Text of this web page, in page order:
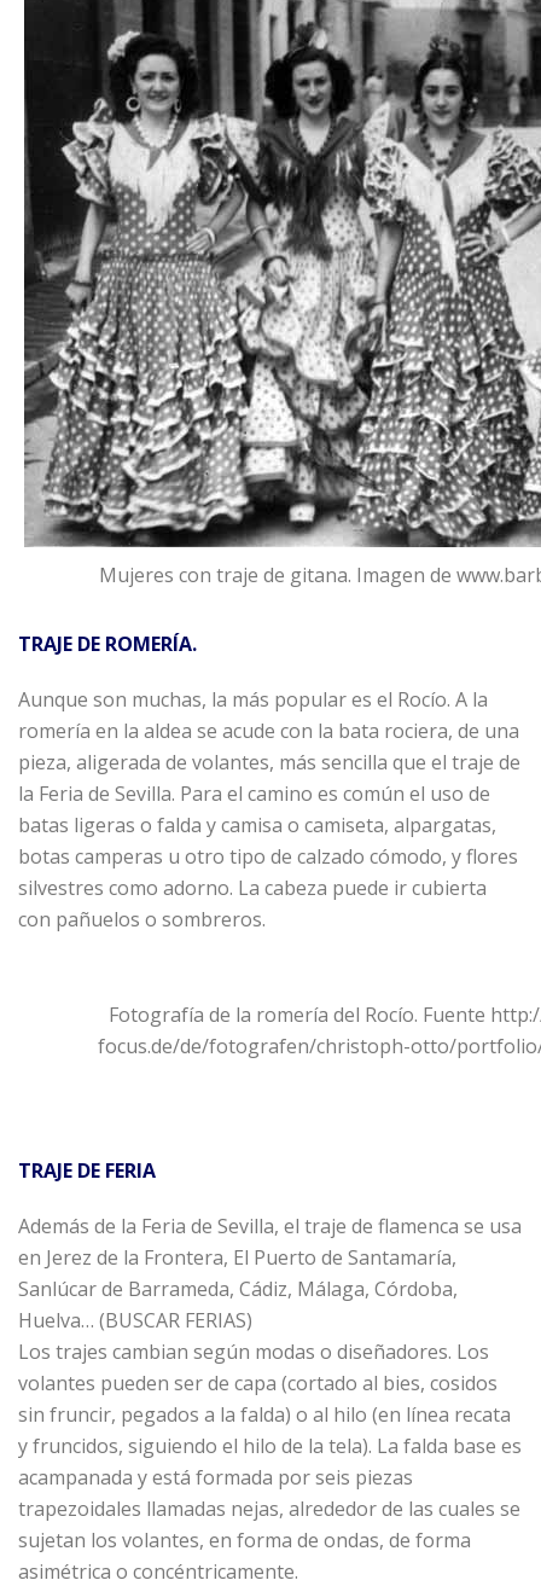
Mujeres con traje de gitana. Imagen de
TRAJE DE ROMERÍA.
Aunque son muchas, la más popular es el Rocío. A la
romería en la aldea se acude con la bata rociera, de una
pieza, aligerada de volantes, más sencilla que el traje de
la Feria de Sevilla. Para el camino es común el uso de
batas ligeras o falda y camisa o camiseta, alpargatas,
botas camperas u otro tipo de calzado cómodo, y flores
silvestres como adorno. La cabeza puede ir cubierta
con pañuelos o sombreros.
Fotografía de la romería del Rocío. Fuente
focus.de/de/fotografen/christoph-otto/
TRAJE DE FERIA
Además de la Feria de Sevilla, el traje de flamenca se usa
en Jerez de la Frontera, El Puerto de Santamaría,
Sanlúcar de Barrameda, Cádiz, Málaga, Córdoba,
Huelva… (BUSCAR FERIAS)
Los trajes cambian según modas o diseñadores. Los
volantes pueden ser de capa (cortado al bies, cosidos
sin fruncir, pegados a la falda) o al hilo (en línea recata
y fruncidos, siguiendo el hilo de la tela). La falda base es
acampanada y está formada por seis piezas
trapezoidales llamadas nejas, alrededor de las cuales se
sujetan los volantes, en forma de ondas, de forma
asimétrica o concéntricamente.